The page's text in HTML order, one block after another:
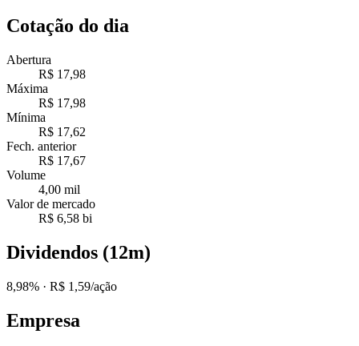
Cotação do dia
Abertura
R$ 17,98
Máxima
R$ 17,98
Mínima
R$ 17,62
Fech. anterior
R$ 17,67
Volume
4,00 mil
Valor de mercado
R$ 6,58 bi
Dividendos (12m)
8,98% · R$ 1,59/ação
Empresa